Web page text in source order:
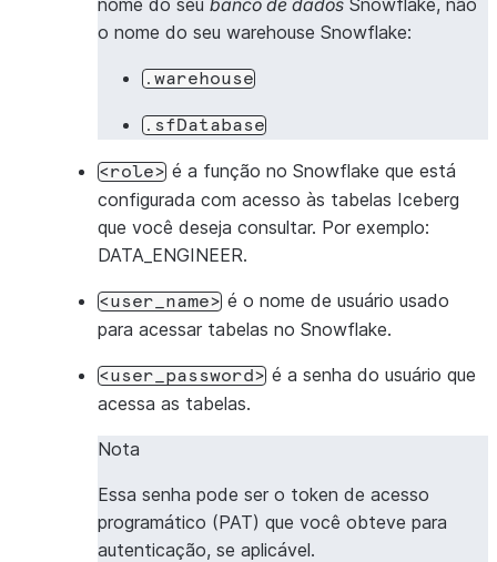
.master("local[*]")
"spark.ui.port"
config("spark.driver.host"
.config ("spark.blockManager.port", "0")
# JAR Dependencies for Iceberg, Azure and
.config(
"org.apache.iceberg:iceberg-aws-bundle:{
# for Snowflake Connector for Spark
"net.snowflake:snowflake-jdbc: DRIVER_VERSION
"net.snowflake:spark-snowflake_2.12:
nome do seu banco de dados Snowflake, não
o nome do seu warehouse Snowflake:
.warehouse
.sfDatabase
<role> é a função no Snowflake que está
configurada com acesso às tabelas Iceberg
que você deseja consultar. Por exemplo:
DATA_ENGINEER.
<user_name> é o nome de usuário usado
para acessar tabelas no Snowflake.
<user_password> é a senha do usuário que
acessa as tabelas.
Nota
Essa senha pode ser o token de acesso
programático (PAT) que você obteve para
autenticação, se aplicável.